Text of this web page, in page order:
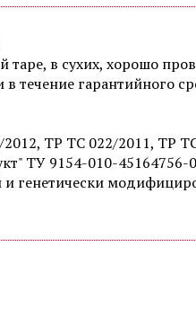
таре, в сухих, хорошо
течение гарантийного
ТР ТС 022/2011, ТР
ТУ 9154-010-45164756-
и генетически